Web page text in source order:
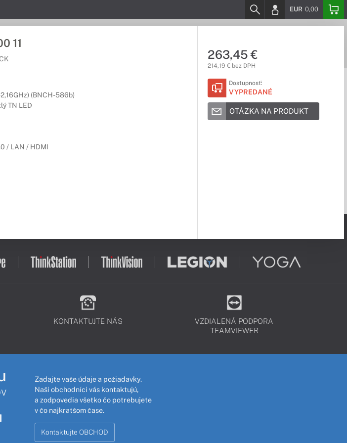
EUR 0,00
11
(BNCH-586b)
TN LED
/ LAN / HDMI
263,45 €
214,19 € bez DPH
Dostupnosť:
VYPREDANÉ
OTÁZKA NA PRODUKT
KONTAKTUJTE NÁS
VZDIALENÁ PODPORA
TEAMVIEWER
Zadajte vaše údaje a požiadavky.
Naši obchodníci vás kontaktujú,
a zodpovedia všetko čo potrebujete
v čo najkratšom čase.
Kontaktujte OBCHOD